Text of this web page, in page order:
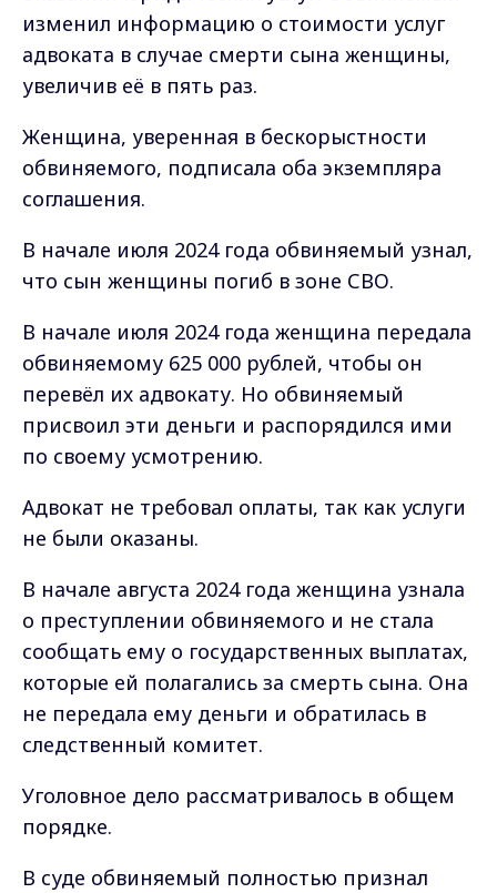
изменил информацию о стоимости услуг
адвоката в случае смерти сына женщины,
увеличив её в пять раз.
Женщина, уверенная в бескорыстности
обвиняемого, подписала оба экземпляра
соглашения.
В начале июля 2024 года обвиняемый узнал,
что сын женщины погиб в зоне СВО.
В начале июля 2024 года женщина передала
обвиняемому 625 000 рублей, чтобы он
перевёл их адвокату. Но обвиняемый
присвоил эти деньги и распорядился ими
по своему усмотрению.
Адвокат не требовал оплаты, так как услуги
не были оказаны.
В начале августа 2024 года женщина узнала
о преступлении обвиняемого и не стала
сообщать ему о государственных выплатах,
которые ей полагались за смерть сына. Она
не передала ему деньги и обратилась в
следственный комитет.
Уголовное дело рассматривалось в общем
порядке.
В суде обвиняемый полностью признал